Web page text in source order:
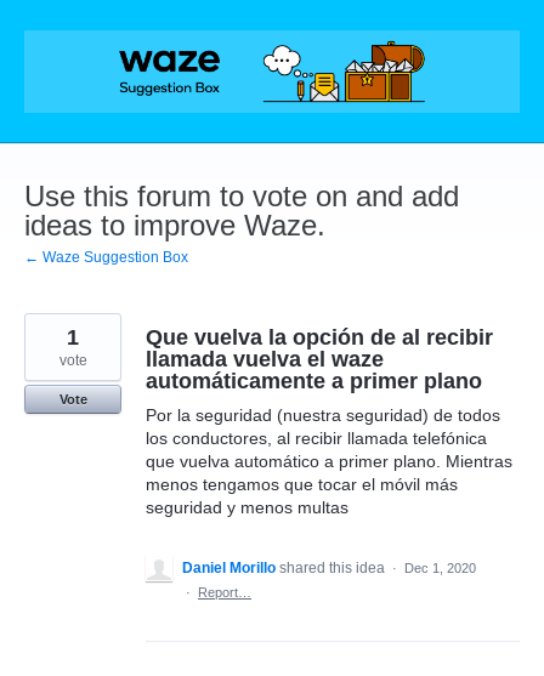
Skip
Use this forum to vote on and add
ideas to improve Waze.
← Waze Suggestion Box
Que vuelva la opción de al recibir
llamada vuelva el waze
automáticamente a primer plano
Por la seguridad (nuestra seguridad) de todos
los conductores, al recibir llamada telefónica
que vuelva automático a primer plano. Mientras
menos tengamos que tocar el móvil más
seguridad y menos multas
1
vote
Vote
Daniel Morillo shared this idea ·
Dec 1, 2020
·
Report…